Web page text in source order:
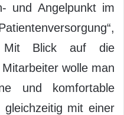
und Angelpunkt im
Mit Blick auf die
wolle man
und komfortable
mit einer